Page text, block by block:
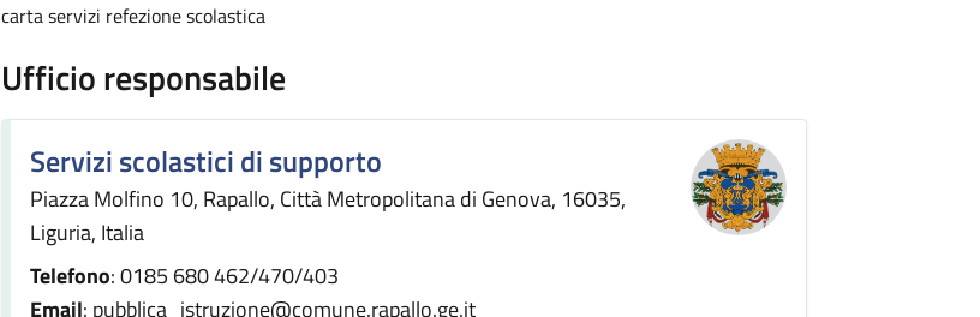
carta servizi refezione scolastica
Ufficio responsabile
Servizi scolastici di supporto
Piazza Molfino 10, Rapallo, Città Metropolitana di Genova, 16035,
Liguria, Italia
Telefono: 0185 680 462/470/403
Email: pubblica_istruzione@comune.rapallo.ge.it